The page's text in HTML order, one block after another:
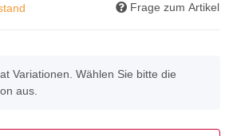
Frage zum Artikel
Variationen. Wählen Sie bitte die
aus.